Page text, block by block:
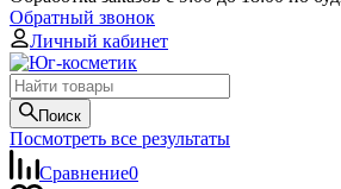
Обратный звонок
Личный кабинет
Поиск
Посмотреть все результаты
Сравнение0